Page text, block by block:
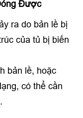
Được
ra do bản lề bị
của tủ bị biến
bản lề, hoặc
có thể cần